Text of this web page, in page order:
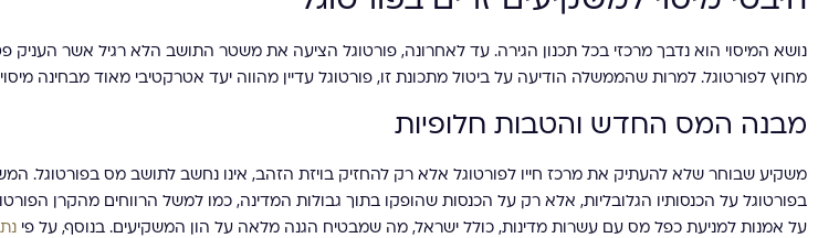
נושא המיסוי הוא נדבך מרכזי בכל תכנון הגירה. עד לאחרונה, פורטוגל הציעה את משטר התושב הלא רגיל אשר העניק
מחוץ לפורטוגל. למרות שהממשלה הודיעה על ביטול מתכונת זו, פורטוגל עדיין מהווה יעד אטרקטיבי מאוד מבחינה
מבנה המס החדש והטבות חלופיות
משקיע שבוחר שלא להעתיק את מרכז חייו לפורטוגל אלא רק להחזיק בויזת הזהב, אינו נחשב לתושב מס בפורטוגל.
בפורטוגל על הכנסותיו הגלובליות, אלא רק על הכנסות שהופקו בתוך גבולות המדינה, כמו למשל הרווחים מהקרן
על אמנות למניעת כפל מס עם עשרות מדינות, כולל ישראל, מה שמבטיח הגנה מלאה על הון המשקיעים. בנוסף, על פי